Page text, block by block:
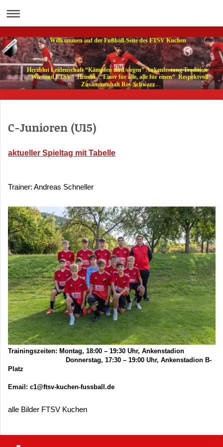
Willkommen auf der Fußball-Seite des FTSV Kuchen
Herzblut Leidenschaft “Kämpfen und siegen” Ankenfestung Tradition
“Wir send FTSV” Heimat “Einer für alle, alle für einen“ Respektvoll
Zusammenhalt Rot-Schwarz
C-Junioren (U15)
aktueller Spieltag mit Tabelle
Trainer: Andreas Schneller
Trainingszeiten: Montag, 18:00 – 19:30 Uhr, Ankenstadion
Donnerstag, 17:30 – 19:00 Uhr, Ankenstadion B-
Platz
Email: c1@ftsv-kuchen-fussball.de
alle Bilder FTSV Kuchen